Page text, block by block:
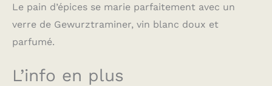
Le pain d’épices se marie parfaitement avec un
verre de Gewurztraminer, vin blanc doux et
parfumé.
L’info en plus